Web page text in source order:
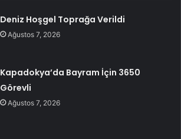
Deniz Hoşgel Toprağa Verildi
Ağustos 7, 2026
Kapadokya’da Bayram İçin 3650
Görevli
Ağustos 7, 2026